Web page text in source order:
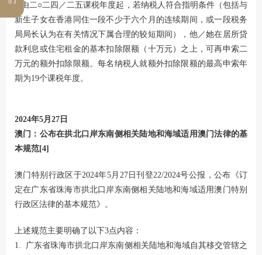
3.由二○二四／二五课税年度起，若纳税人符合指明条件（包括与
新生子女在香港同住一段不少于六个月的连续期间，或一段税务
局局长认为在有关情况下属合理的较短期间），他／她在居所贷
款利息或住宅租金的基本扣除限额（十万元）之上，可再申索二
万元的额外扣除限额。每名纳税人就额外扣除限额的最高申索年
期为19个课税年度。
2024年5月27日
澳门：公布在拱北口岸东南侧相关陆地和海域适用澳门法律的基
本规范[4]
澳门特别行政区于2024年5月27日刊登22/2024号公报，公布《订
定在广东省珠海市拱北口岸东南侧相关陆地和海域适用澳门特别
行政区法律的基本规范》。
上述规范主要明确了以下3点内容：
1. 广东省珠海市拱北口岸东南侧相关陆地和海域自其移交管辖之